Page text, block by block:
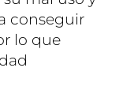
conseguir
lo que